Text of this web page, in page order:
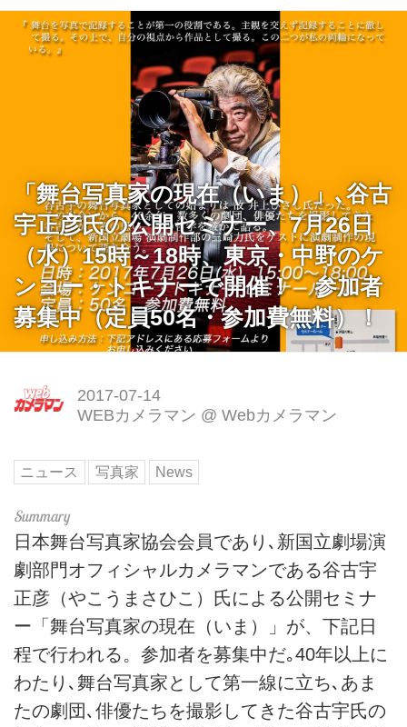
「舞台写真家の現在（いま）」､谷古
宇正彦氏の公開セミナー、7月26日
（水）15時～18時、東京・中野のケ
ンコー・トキナーで開催！ 参加者
募集中（定員50名・参加費無料）！
2017-07-14
WEBカメラマン @ Webカメラマン
ニュース 写真家 News
日本舞台写真家協会会員であり､新国立劇場演
劇部門オフィシャルカメラマンである谷古宇
正彦（やこうまさひこ）氏による公開セミナ
ー「舞台写真家の現在（いま）」が、下記日
程で行われる。参加者を募集中だ｡40年以上に
わたり､舞台写真家として第一線に立ち､あま
たの劇団､俳優たちを撮影してきた谷古宇氏の